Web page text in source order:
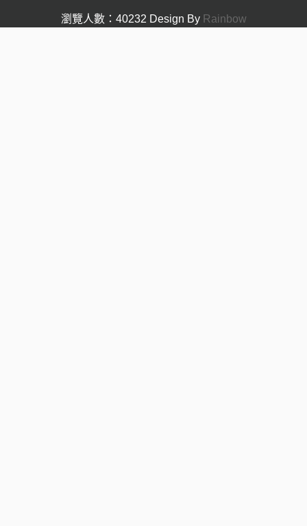
瀏覽人數：40232 Design By Rainbow